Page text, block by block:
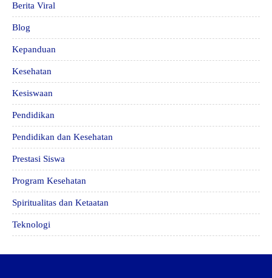
Berita Viral
Blog
Kepanduan
Kesehatan
Kesiswaan
Pendidikan
Pendidikan dan Kesehatan
Prestasi Siswa
Program Kesehatan
Spiritualitas dan Ketaatan
Teknologi